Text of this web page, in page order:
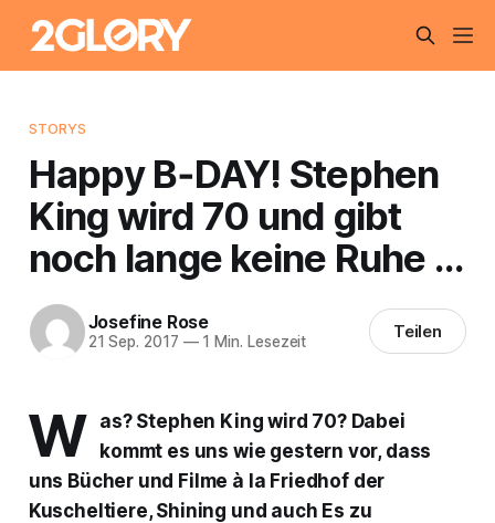
STORYS
Happy B‑DAY! Stephen
King wird 70 und gibt
noch lange keine Ruhe …
Josefine Rose
21 Sep. 2017 —1 Min. Lesezeit Teilen
W as? Stephen King wird 70? Dabei
kommt es uns wie gestern vor, dass
uns Bücher und Filme à la Friedhof der
Kuscheltiere, Shining und auch Es zu